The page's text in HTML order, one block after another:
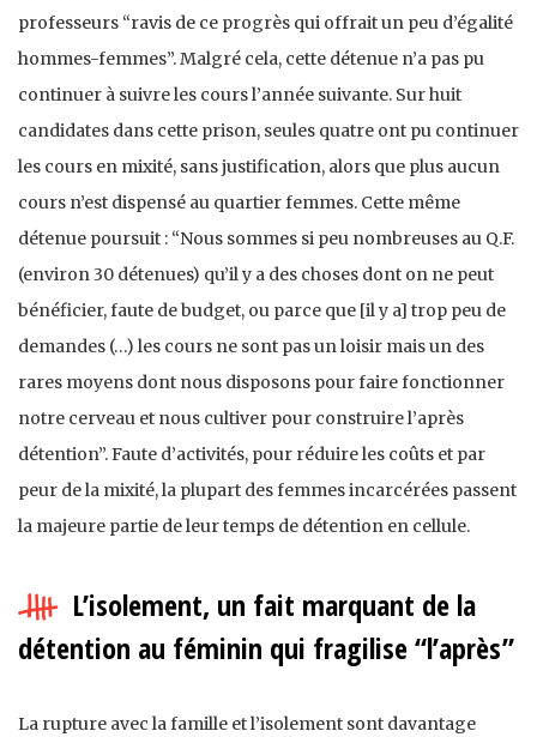
professeurs “ravis de ce progrès qui offrait un peu d’égalité
hommes-femmes”. Malgré cela, cette détenue n’a pas pu
continuer à suivre les cours l’année suivante. Sur huit
candidates dans cette prison, seules quatre ont pu continuer
les cours en mixité, sans justification, alors que plus aucun
cours n’est dispensé au quartier femmes. Cette même
détenue poursuit : “Nous sommes si peu nombreuses au Q.F.
(environ 30 détenues) qu’il y a des choses dont on ne peut
bénéficier, faute de budget, ou parce que [il y a] trop peu de
demandes (…) les cours ne sont pas un loisir mais un des
rares moyens dont nous disposons pour faire fonctionner
notre cerveau et nous cultiver pour construire l’après
détention”. Faute d’activités, pour réduire les coûts et par
peur de la mixité, la plupart des femmes incarcérées passent
la majeure partie de leur temps de détention en cellule.
L’isolement, un fait marquant de la
détention au féminin qui fragilise “l’après”
La rupture avec la famille et l’isolement sont davantage